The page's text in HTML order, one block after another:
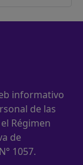
informativo
de las
Régimen
de
1057.